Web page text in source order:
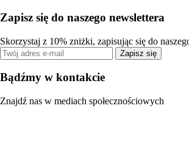
Zapisz się do naszego newslettera
Skorzystaj z 10% zniżki, zapisując się do
Zapisz się
Bądźmy w kontakcie
Znajdź nas w mediach społecznościowych